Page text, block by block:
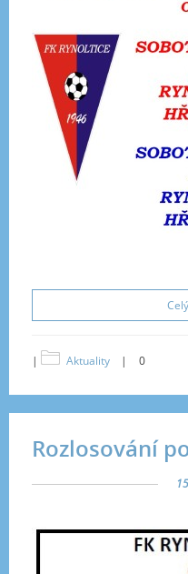
| Aktuality | 0
Rozlosování